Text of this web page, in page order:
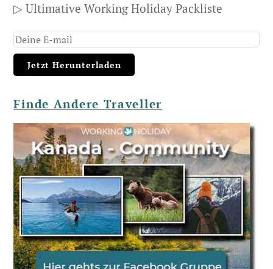
▷ Ultimative Working Holiday Packliste
Finde Andere Traveller